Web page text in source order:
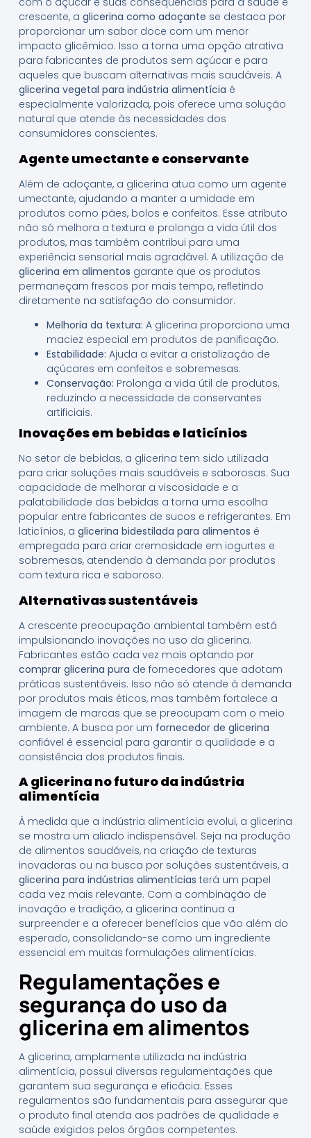
crescente, a glicerina como adoçante se destaca por
proporcionar um sabor doce com um menor
impacto glicêmico. Isso a torna uma opção atrativa
para fabricantes de produtos sem açúcar e para
aqueles que buscam alternativas mais saudáveis. A
glicerina vegetal para indústria alimentícia é
especialmente valorizada, pois oferece uma solução
natural que atende às necessidades dos
consumidores conscientes.
Agente umectante e conservante
Além de adoçante, a glicerina atua como um agente
umectante, ajudando a manter a umidade em
produtos como pães, bolos e confeitos. Esse atributo
não só melhora a textura e prolonga a vida útil dos
produtos, mas também contribui para uma
experiência sensorial mais agradável. A utilização de
glicerina em alimentos garante que os produtos
permaneçam frescos por mais tempo, refletindo
diretamente na satisfação do consumidor.
Melhoria da textura: A glicerina proporciona uma
maciez especial em produtos de panificação.
Estabilidade: Ajuda a evitar a cristalização de
açúcares em confeitos e sobremesas.
Conservação: Prolonga a vida útil de produtos,
reduzindo a necessidade de conservantes
artificiais.
Inovações em bebidas e laticínios
No setor de bebidas, a glicerina tem sido utilizada
para criar soluções mais saudáveis e saborosas. Sua
capacidade de melhorar a viscosidade e a
palatabilidade das bebidas a torna uma escolha
popular entre fabricantes de sucos e refrigerantes. Em
laticínios, a glicerina bidestilada para alimentos é
empregada para criar cremosidade em iogurtes e
sobremesas, atendendo à demanda por produtos
com textura rica e saboroso.
Alternativas sustentáveis
A crescente preocupação ambiental também está
impulsionando inovações no uso da glicerina.
Fabricantes estão cada vez mais optando por
comprar glicerina pura de fornecedores que adotam
práticas sustentáveis. Isso não só atende à demanda
por produtos mais éticos, mas também fortalece a
imagem de marcas que se preocupam com o meio
ambiente. A busca por um fornecedor de glicerina
confiável é essencial para garantir a qualidade e a
consistência dos produtos finais.
A glicerina no futuro da indústria
alimentícia
À medida que a indústria alimentícia evolui, a glicerina
se mostra um aliado indispensável. Seja na produção
de alimentos saudáveis, na criação de texturas
inovadoras ou na busca por soluções sustentáveis, a
glicerina para indústrias alimentícias terá um papel
cada vez mais relevante. Com a combinação de
inovação e tradição, a glicerina continua a
surpreender e a oferecer benefícios que vão além do
esperado, consolidando-se como um ingrediente
essencial em muitas formulações alimentícias.
Regulamentações e
segurança do uso da
glicerina em alimentos
A glicerina, amplamente utilizada na indústria
alimentícia, possui diversas regulamentações que
garantem sua segurança e eficácia. Esses
regulamentos são fundamentais para assegurar que
o produto final atenda aos padrões de qualidade e
saúde exigidos pelos órgãos competentes.